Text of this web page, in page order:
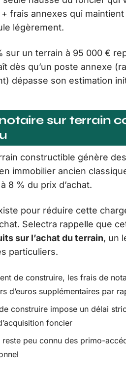
frais annexes qui
légèrement.
sur un terrain à 95 000 €
dès qu’un poste annexe
dépasse son estimation
sur terrain
constructible génère
immobilier ancien
8 % du prix d’achat.
pour réduire cette
Selectra rappelle que
sur l’achat du terrain, un
particuliers.
de construire, les frais de
d’euros supplémentaires par
de construire impose un délai
foncier
reste peu connu des primo-